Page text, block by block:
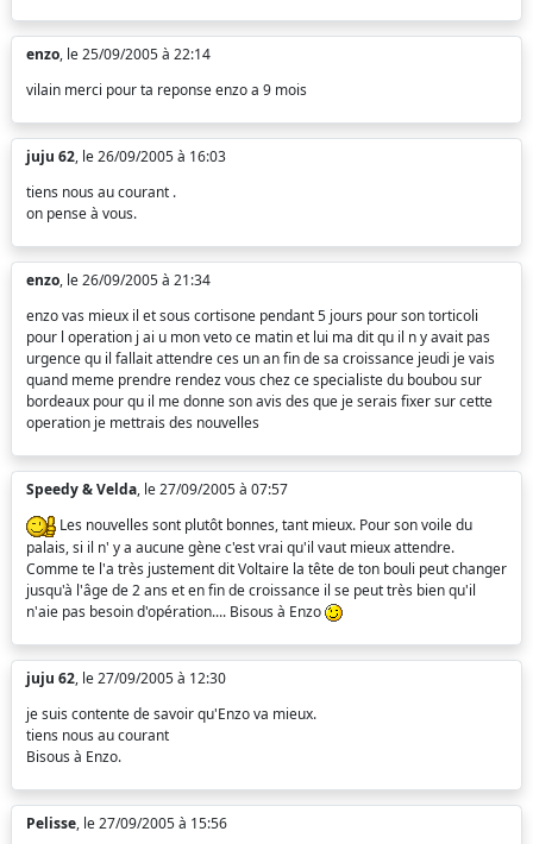
enzo, le 25/09/2005 à 22:14
vilain merci pour ta reponse enzo a 9 mois
juju 62, le 26/09/2005 à 16:03
tiens nous au courant .
on pense à vous.
enzo, le 26/09/2005 à 21:34
enzo vas mieux il et sous cortisone pendant 5 jours pour son torticoli
pour l operation j ai u mon veto ce matin et lui ma dit qu il n y avait pas
urgence qu il fallait attendre ces un an fin de sa croissance jeudi je vais
quand meme prendre rendez vous chez ce specialiste du boubou sur
bordeaux pour qu il me donne son avis des que je serais fixer sur cette
operation je mettrais des nouvelles
Speedy & Velda, le 27/09/2005 à 07:57
Les nouvelles sont plutôt bonnes, tant mieux. Pour son voile du
palais, si il n' y a aucune gène c'est vrai qu'il vaut mieux attendre.
Comme te l'a très justement dit Voltaire la tête de ton bouli peut changer
jusqu'à l'âge de 2 ans et en fin de croissance il se peut très bien qu'il
n'aie pas besoin d'opération.... Bisous à Enzo
juju 62, le 27/09/2005 à 12:30
je suis contente de savoir qu'Enzo va mieux.
tiens nous au courant
Bisous à Enzo.
Pelisse, le 27/09/2005 à 15:56